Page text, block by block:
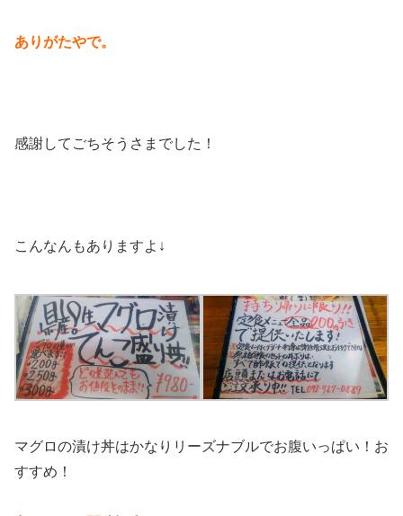
ありがたやで。
感謝してごちそうさまでした！
こんなんもありますよ↓
マグロの漬け丼はかなりリーズナブルでお腹いっぱい！お
すすめ！